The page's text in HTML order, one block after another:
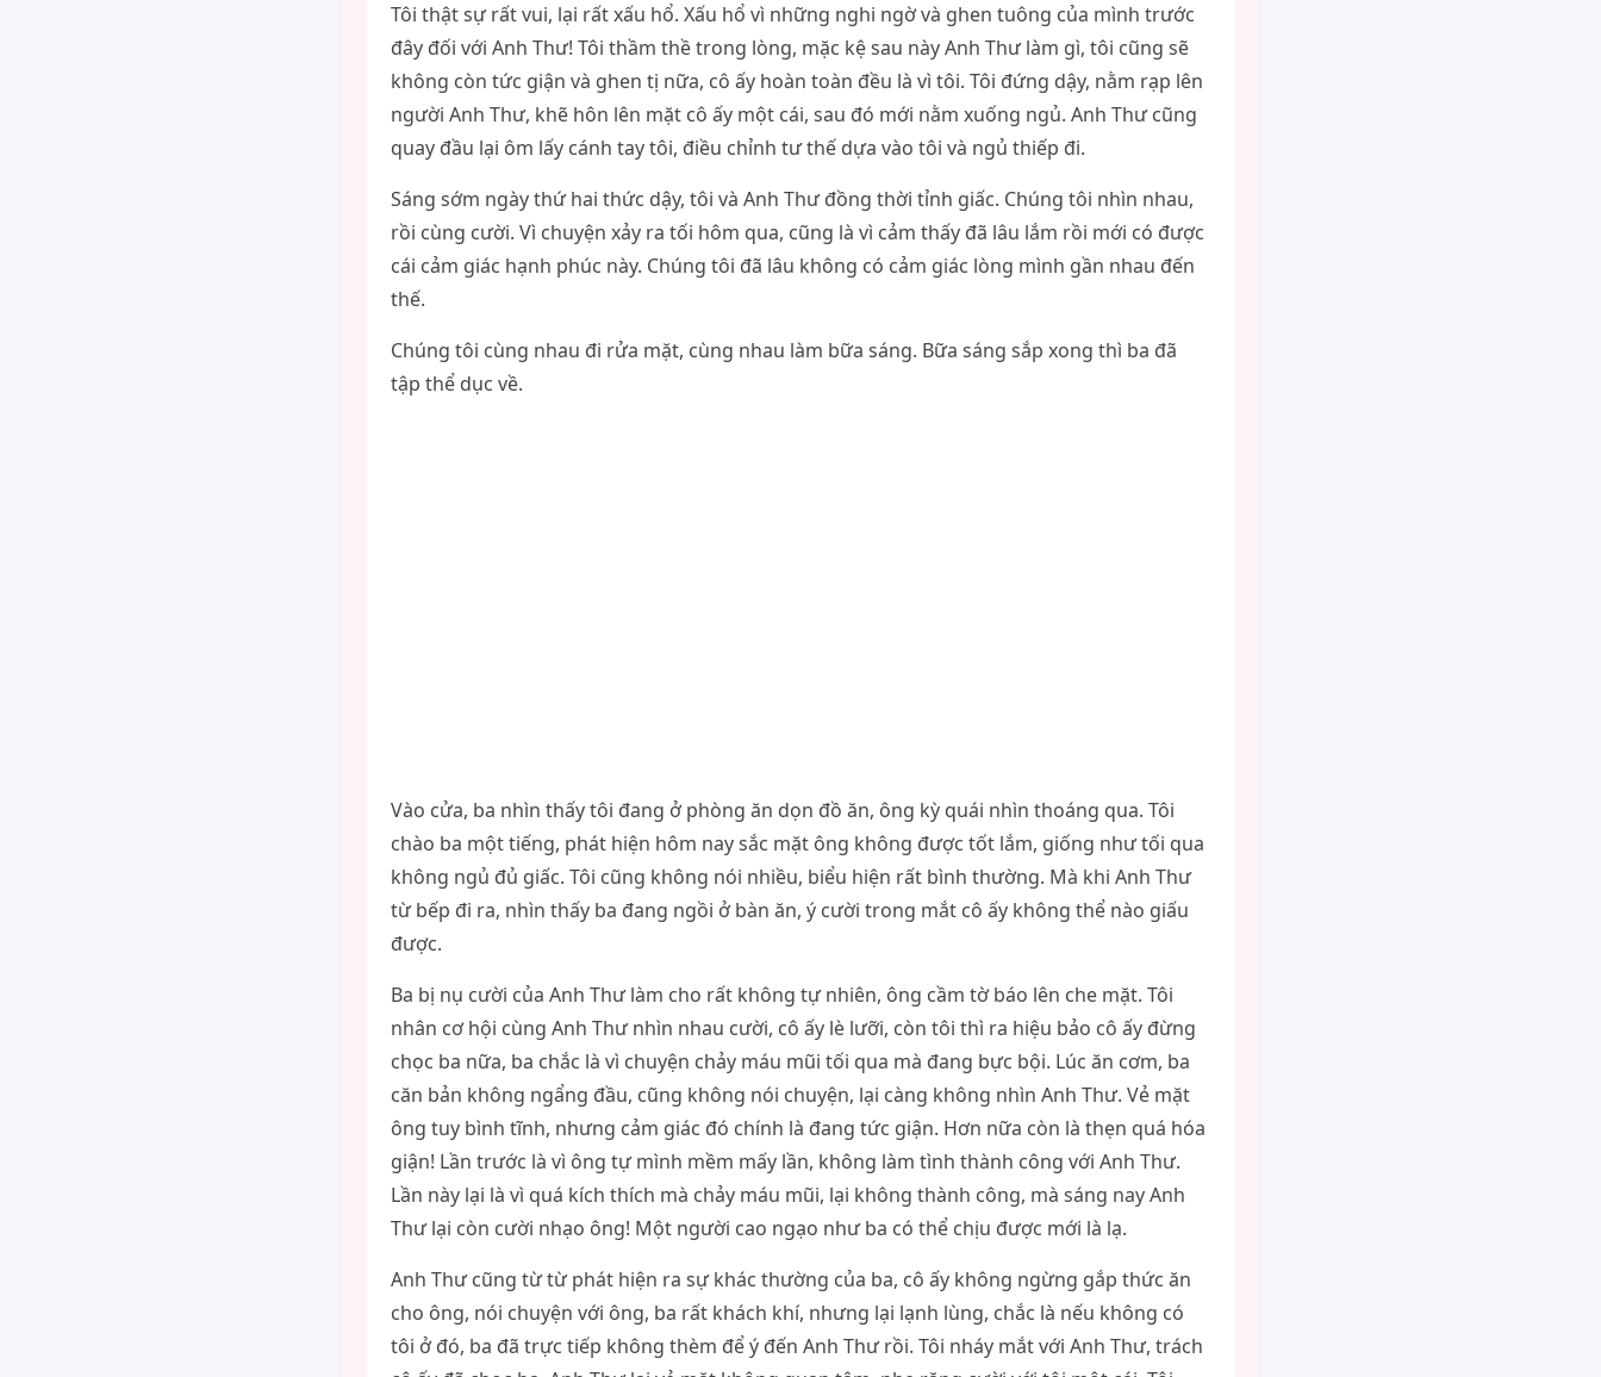
Tôi thật sự rất vui, lại rất xấu hổ. Xấu hổ vì những nghi ngờ và ghen tuông của mình trước
đây đối với Anh Thư! Tôi thầm thề trong lòng, mặc kệ sau này Anh Thư làm gì, tôi cũng sẽ
không còn tức giận và ghen tị nữa, cô ấy hoàn toàn đều là vì tôi. Tôi đứng dậy, nằm rạp lên
người Anh Thư, khẽ hôn lên mặt cô ấy một cái, sau đó mới nằm xuống ngủ. Anh Thư cũng
quay đầu lại ôm lấy cánh tay tôi, điều chỉnh tư thế dựa vào tôi và ngủ thiếp đi.
Sáng sớm ngày thứ hai thức dậy, tôi và Anh Thư đồng thời tỉnh giấc. Chúng tôi nhìn nhau,
rồi cùng cười. Vì chuyện xảy ra tối hôm qua, cũng là vì cảm thấy đã lâu lắm rồi mới có được
cái cảm giác hạnh phúc này. Chúng tôi đã lâu không có cảm giác lòng mình gần nhau đến
thế.
Chúng tôi cùng nhau đi rửa mặt, cùng nhau làm bữa sáng. Bữa sáng sắp xong thì ba đã
tập thể dục về.
Vào cửa, ba nhìn thấy tôi đang ở phòng ăn dọn đồ ăn, ông kỳ quái nhìn thoáng qua. Tôi
chào ba một tiếng, phát hiện hôm nay sắc mặt ông không được tốt lắm, giống như tối qua
không ngủ đủ giấc. Tôi cũng không nói nhiều, biểu hiện rất bình thường. Mà khi Anh Thư
từ bếp đi ra, nhìn thấy ba đang ngồi ở bàn ăn, ý cười trong mắt cô ấy không thể nào giấu
được.
Ba bị nụ cười của Anh Thư làm cho rất không tự nhiên, ông cầm tờ báo lên che mặt. Tôi
nhân cơ hội cùng Anh Thư nhìn nhau cười, cô ấy lè lưỡi, còn tôi thì ra hiệu bảo cô ấy đừng
chọc ba nữa, ba chắc là vì chuyện chảy máu mũi tối qua mà đang bực bội. Lúc ăn cơm, ba
căn bản không ngẩng đầu, cũng không nói chuyện, lại càng không nhìn Anh Thư. Vẻ mặt
ông tuy bình tĩnh, nhưng cảm giác đó chính là đang tức giận. Hơn nữa còn là thẹn quá hóa
giận! Lần trước là vì ông tự mình mềm mấy lần, không làm tình thành công với Anh Thư.
Lần này lại là vì quá kích thích mà chảy máu mũi, lại không thành công, mà sáng nay Anh
Thư lại còn cười nhạo ông! Một người cao ngạo như ba có thể chịu được mới là lạ.
Anh Thư cũng từ từ phát hiện ra sự khác thường của ba, cô ấy không ngừng gắp thức ăn
cho ông, nói chuyện với ông, ba rất khách khí, nhưng lại lạnh lùng, chắc là nếu không có
tôi ở đó, ba đã trực tiếp không thèm để ý đến Anh Thư rồi. Tôi nháy mắt với Anh Thư, trách